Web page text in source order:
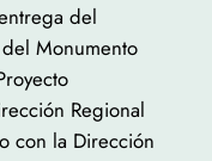
del
Monumento
Regional
con la Dirección